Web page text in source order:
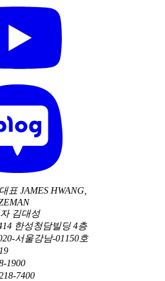
표 JAMES HWANG,
김대성
한성청담빌딩 4층
서울강남-01150호
1900
7400